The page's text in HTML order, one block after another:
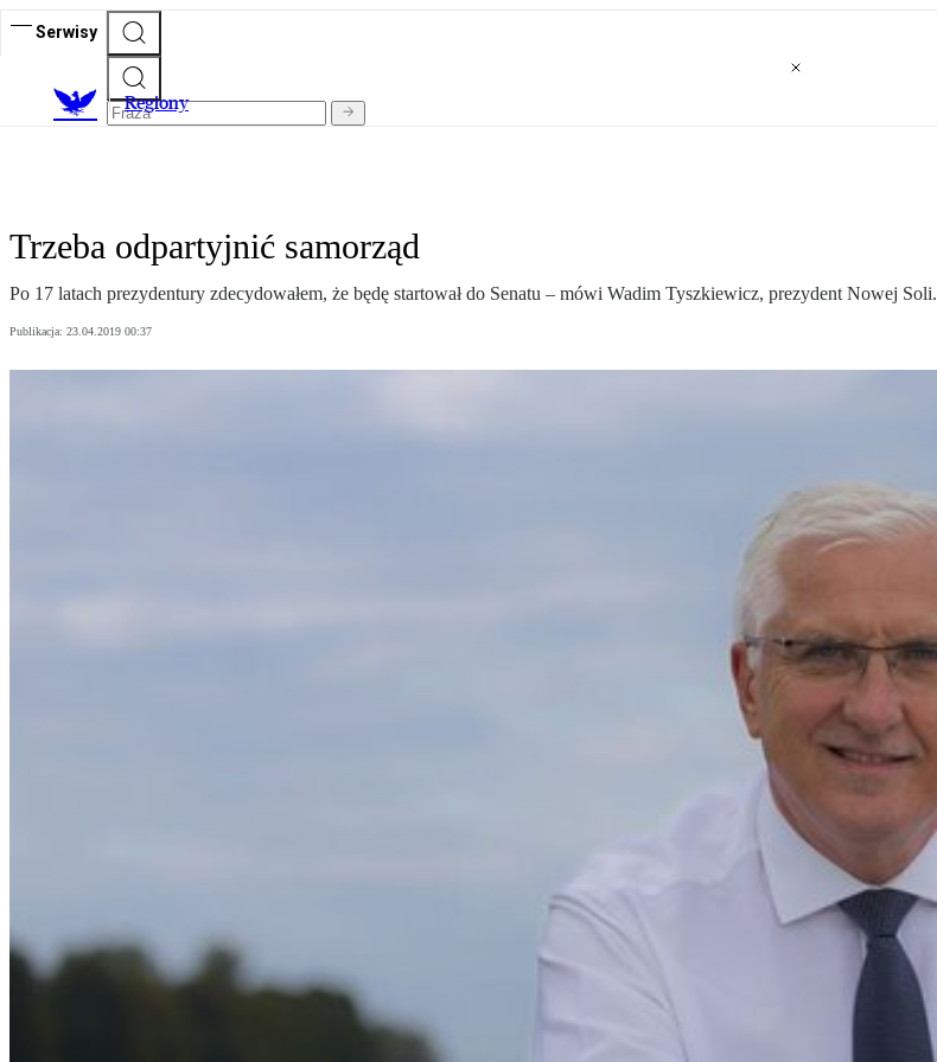
Serwisy
Regiony
Trzeba odpartyjnić samorząd
Po 17 latach prezydentury zdecydowałem, że będę startował do Senatu – mówi Wadim Tyszkiewicz, prezydent Nowej Soli.
Publikacja: 23.04.2019 00:37